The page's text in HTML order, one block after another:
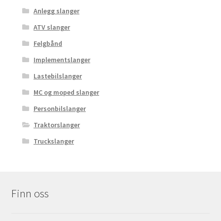
Anlegg slanger
ATV slanger
Felgbånd
Implementslanger
Lastebilslanger
MC og moped slanger
Personbilslanger
Traktorslanger
Truckslanger
Finn oss